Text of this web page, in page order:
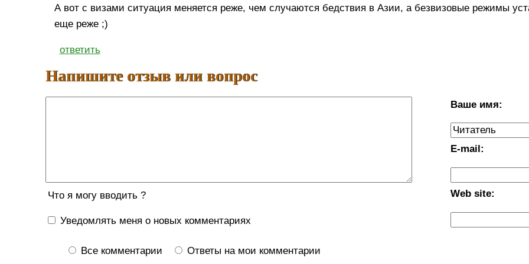
А вот с визами ситуация меняется реже, чем случаются бедствия в Азии, а безвизовые режимы
еще реже ;)
ответить
Напишите отзыв или вопрос
Ваше имя:
E-mail:
Web site:
Что я могу вводить ?
Уведомлять меня о новых комментариях
Все комментарии Ответы на мои комментарии